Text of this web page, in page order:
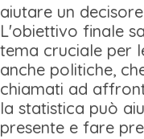
aiutare un
L'obiettivo finale
tema cruciale per
anche politiche,
chiamati ad
la statistica può
presente e fare